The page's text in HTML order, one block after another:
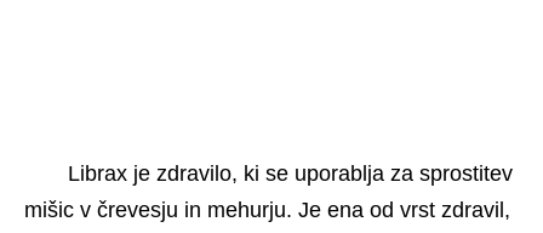
Librax je zdravilo, ki se uporablja za sprostitev
mišic v črevesju in mehurju. Je ena od vrst zdravil,